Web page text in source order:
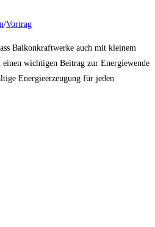
/Vortrag
Balkonkraftwerke auch mit kleinem
einen wichtigen Beitrag zur Energiewende
Energieerzeugung für jeden